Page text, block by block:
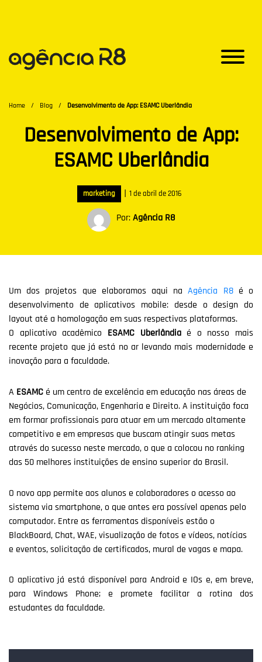
Home / Blog / Desenvolvimento de App: ESAMC Uberlândia
Desenvolvimento de App:
ESAMC Uberlândia
marketing | 1 de abril de 2016
Por:Agência R8
Um dos projetos que elaboramos aqui naAgência R8é o
desenvolvimento de aplicativos mobile: desde o design do
layout até a homologação em suas respectivas plataformas.
O aplicativo acadêmico ESAMC Uberlândiaé o nosso mais
recente projeto que já está no ar levando mais modernidade e
inovação para a faculdade.
A ESAMC é um centro de excelência em educação nas áreas de
Negócios, Comunicação, Engenharia e Direito. A instituição foca
em formar profissionais para atuar em um mercado altamente
competitivo e em empresas que buscam atingir suas metas
através do sucesso neste mercado, o que a colocou no ranking
das 50 melhores instituições de ensino superior do Brasil.
O novo app permite aos alunos e colaboradores o acesso ao
sistema via smartphone, o que antes era possível apenas pelo
computador. Entre as ferramentas disponíveis estão o
BlackBoard, Chat, WAE, visualização de fotos e vídeos, notícias
e eventos, solicitação de certificados, mural de vagas e mapa.
O aplicativo já está disponível para Android e IOs e, em breve,
para Windows Phone; e promete facilitar a rotina dos
estudantes da faculdade.